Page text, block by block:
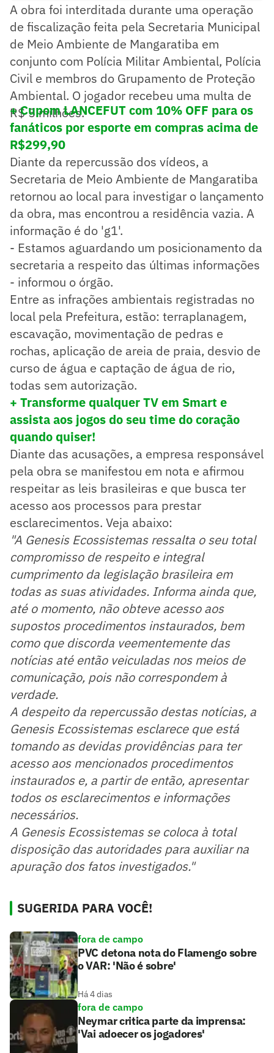
A obra foi interditada durante uma operação
de fiscalização feita pela Secretaria Municipal
de Meio Ambiente de Mangaratiba em
conjunto com Polícia Militar Ambiental, Polícia
Civil e membros do Grupamento de Proteção
Ambiental. O jogador recebeu uma multa de
R$ 5 milhões.
+ Cupom LANCEFUT com 10% OFF para os
fanáticos por esporte em compras acima de
R$299,90
Diante da repercussão dos vídeos, a
Secretaria de Meio Ambiente de Mangaratiba
retornou ao local para investigar o lançamento
da obra, mas encontrou a residência vazia. A
informação é do 'g1'.
- Estamos aguardando um posicionamento da
secretaria a respeito das últimas informações
- informou o órgão.
Entre as infrações ambientais registradas no
local pela Prefeitura, estão: terraplanagem,
escavação, movimentação de pedras e
rochas, aplicação de areia de praia, desvio de
curso de água e captação de água de rio,
todas sem autorização.
+ Transforme qualquer TV em Smart e
assista aos jogos do seu time do coração
quando quiser!
Diante das acusações, a empresa responsável
pela obra se manifestou em nota e afirmou
respeitar as leis brasileiras e que busca ter
acesso aos processos para prestar
esclarecimentos. Veja abaixo:
"A Genesis Ecossistemas ressalta o seu total
compromisso de respeito e integral
cumprimento da legislação brasileira em
todas as suas atividades. Informa ainda que,
até o momento, não obteve acesso aos
supostos procedimentos instaurados, bem
como que discorda veementemente das
notícias até então veiculadas nos meios de
comunicação, pois não correspondem à
verdade.
A despeito da repercussão destas notícias, a
Genesis Ecossistemas esclarece que está
tomando as devidas providências para ter
acesso aos mencionados procedimentos
instaurados e, a partir de então, apresentar
todos os esclarecimentos e informações
necessários.
A Genesis Ecossistemas se coloca à total
disposição das autoridades para auxiliar na
apuração dos fatos investigados."
SUGERIDA PARA VOCÊ!
fora de campo
PVC detona nota do Flamengo sobre
o VAR: 'Não é sobre'
Há 4 dias
fora de campo
Neymar critica parte da imprensa:
'Vai adoecer os jogadores'